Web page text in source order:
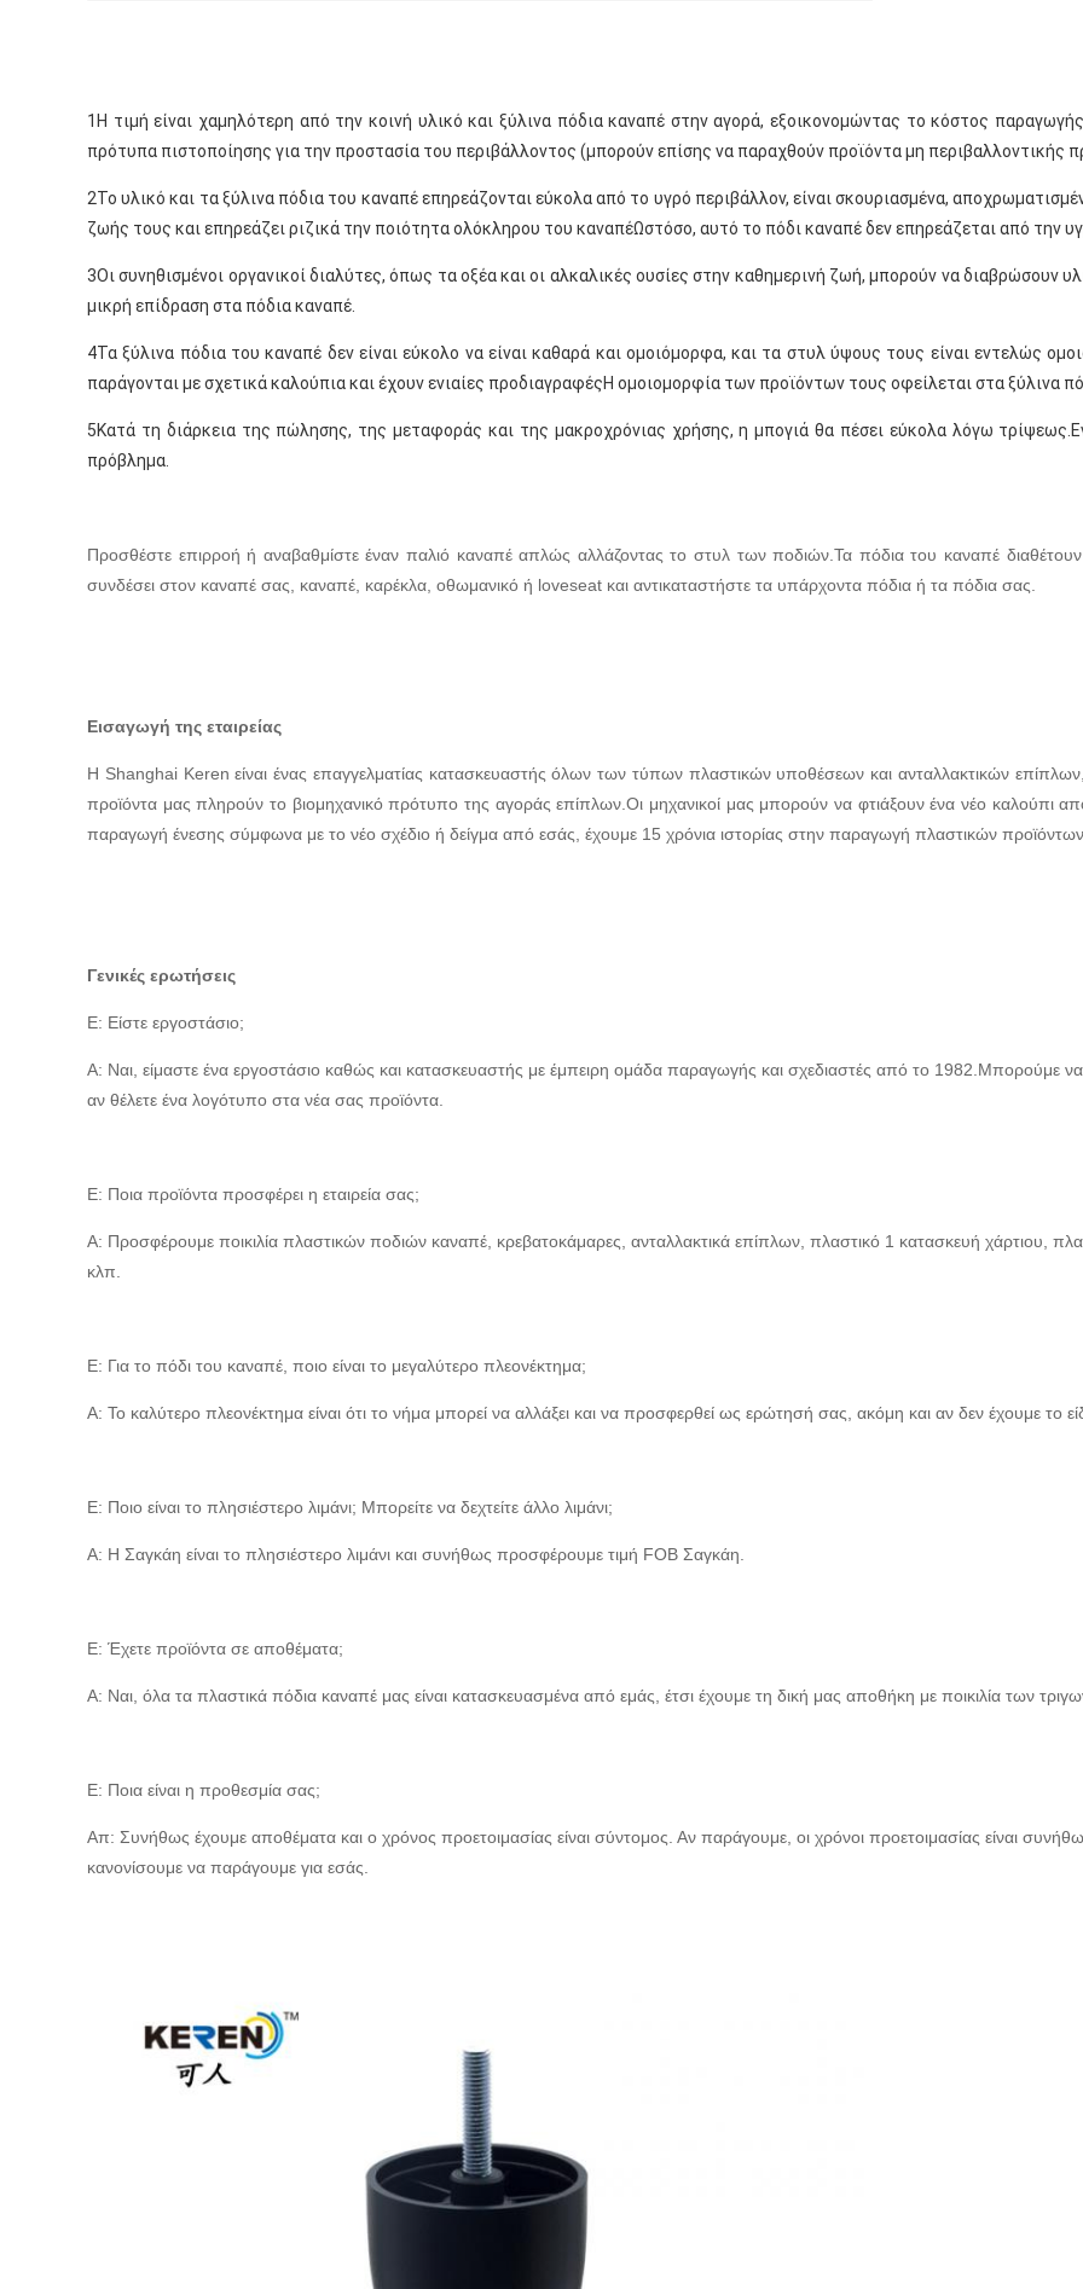
1Η τιμή είναι χαμηλότερη από την κοινή υλικό και ξύλινα πόδια καναπέ στην αγορά, εξοικονομώντας το κόστος
πρότυπα πιστοποίησης για την προστασία του περιβάλλοντος (μπορούν επίσης να παραχθούν προϊόντα μη περιβαλλοντικής
2Το υλικό και τα ξύλινα πόδια του καναπέ επηρεάζονται εύκολα από το υγρό περιβάλλον, είναι σκουριασμένα,
ζωής τους και επηρεάζει ριζικά την ποιότητα ολόκληρου του καναπέΩστόσο, αυτό το πόδι καναπέ δεν επηρεάζεται από την
3Οι συνηθισμένοι οργανικοί διαλύτες, όπως τα οξέα και οι αλκαλικές ουσίες στην καθημερινή ζωή, μπορούν να διαβρώσουν
μικρή επίδραση στα πόδια καναπέ.
4Τα ξύλινα πόδια του καναπέ δεν είναι εύκολο να είναι καθαρά και ομοιόμορφα, και τα στυλ ύψους τους είναι εντελώς
παράγονται με σχετικά καλούπια και έχουν ενιαίες προδιαγραφέςΗ ομοιομορφία των προϊόντων τους οφείλεται στα ξύλινα
5Κατά τη διάρκεια της πώλησης, της μεταφοράς και της μακροχρόνιας χρήσης, η μπογιά θα πέσει εύκολα λόγω
πρόβλημα.
Προσθέστε επιρροή ή αναβαθμίστε έναν παλιό καναπέ απλώς αλλάζοντας το στυλ των ποδιών.Τα πόδια του καναπέ
συνδέσει στον καναπέ σας, καναπέ, καρέκλα, οθωμανικό ή loveseat και αντικαταστήστε τα υπάρχοντα πόδια ή τα πόδια σας.
Εισαγωγή της εταιρείας
Η Shanghai Keren είναι ένας επαγγελματίας κατασκευαστής όλων των τύπων πλαστικών υποθέσεων και ανταλλακτικών
προϊόντα μας πληρούν το βιομηχανικό πρότυπο της αγοράς επίπλων.Οι μηχανικοί μας μπορούν να φτιάξουν ένα νέο καλούπι
παραγωγή ένεσης σύμφωνα με το νέο σχέδιο ή δείγμα από εσάς, έχουμε 15 χρόνια ιστορίας στην παραγωγή πλαστικών προϊόντων.
Γενικές ερωτήσεις
Ε: Είστε εργοστάσιο;
Α: Ναι, είμαστε ένα εργοστάσιο καθώς και κατασκευαστής με έμπειρη ομάδα παραγωγής και σχεδιαστές από το 1982.Μπορούμε
αν θέλετε ένα λογότυπο στα νέα σας προϊόντα.
Ε: Ποια προϊόντα προσφέρει η εταιρεία σας;
Α: Προσφέρουμε ποικιλία πλαστικών ποδιών καναπέ, κρεβατοκάμαρες, ανταλλακτικά επίπλων, πλαστικό 1 κατασκευή χάρτιου,
κλπ.
Ε: Για το πόδι του καναπέ, ποιο είναι το μεγαλύτερο πλεονέκτημα;
Α: Το καλύτερο πλεονέκτημα είναι ότι το νήμα μπορεί να αλλάξει και να προσφερθεί ως ερώτησή σας, ακόμη και αν δεν έχουμε το
Ε: Ποιο είναι το πλησιέστερο λιμάνι; Μπορείτε να δεχτείτε άλλο λιμάνι;
Α: Η Σαγκάη είναι το πλησιέστερο λιμάνι και συνήθως προσφέρουμε τιμή FOB Σαγκάη.
Ε: Έχετε προϊόντα σε αποθέματα;
Α: Ναι, όλα τα πλαστικά πόδια καναπέ μας είναι κατασκευασμένα από εμάς, έτσι έχουμε τη δική μας αποθήκη με ποικιλία των
Ε: Ποια είναι η προθεσμία σας;
Απ: Συνήθως έχουμε αποθέματα και ο χρόνος προετοιμασίας είναι σύντομος. Αν παράγουμε, οι χρόνοι προετοιμασίας είναι
κανονίσουμε να παράγουμε για εσάς.